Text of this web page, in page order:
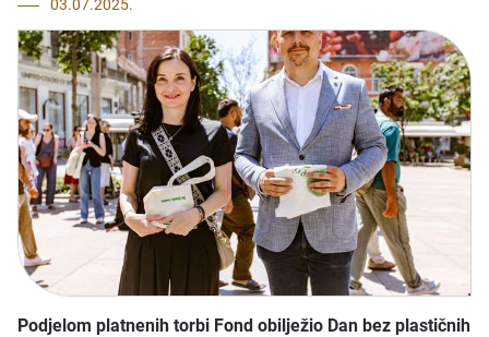
03.07.2025.
Podjelom platnenih torbi Fond obilježio Dan bez plastičnih